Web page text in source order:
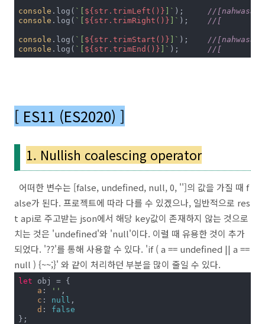
console .log( `[ ${str.trimLeft()} ]`
//
console .log( `[ ${str.trimRight()} ]` //[
console .log( `[ ${str.trimStart()} ]`
//
console .log( `[ ${str.trimEnd()} ]` //[
[ ES11 (ES2020) ]
1. Nullish coalescing operator
어떠한 변수는 [false, undefined, null, 0, '']의 값을 가질 때 f
alse가 된다. 프로젝트에 따라 다를 수 있겠으나, 일반적으로 res
t api로 주고받는 json에서 해당 key값이 존재하지 않는 것으로
치는 것은 'undefined'와 'null'이다. 이럴 때 유용한 것이 추가
되었다. '??'를 통해 사용할 수 있다. 'if ( a == undefined || a ==
null ) {~~;}' 와 같이 처리하던 부분을 많이 줄일 수 있다.
let obj = {
a : '' ,
c : null ,
d : false
};